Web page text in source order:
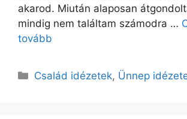
akarod. Miután alaposan
mindig nem találtam számodra …
tovább
Kategória
Család idézetek, Ünnep